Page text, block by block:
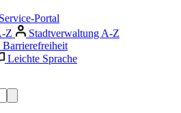
Service-Portal
Z
Stadtverwaltung A-Z
Barrierefreiheit
Leichte Sprache